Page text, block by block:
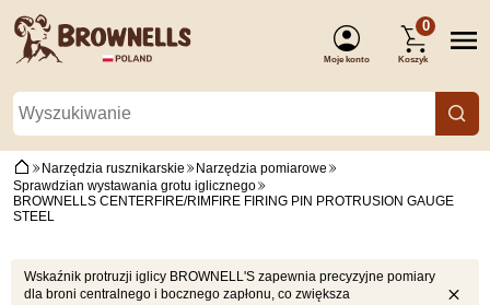
Moje konto
0
Koszyk
Narzędzia rusznikarskie
Narzędzia pomiarowe
Sprawdzian wystawania grotu iglicznego
BROWNELLS CENTERFIRE/RIMFIRE FIRING PIN PROTRUSION GAUGE
STEEL
Wskaźnik protruzji iglicy BROWNELL'S zapewnia precyzyjne pomiary
dla broni centralnego i bocznego zapłonu, co zwiększa